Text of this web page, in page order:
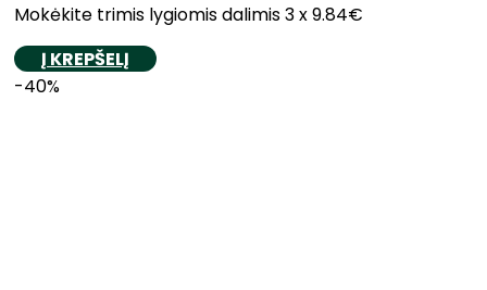
Mokėkite trimis lygiomis dalimis 3 x 9.84€
Į KREPŠELĮ
-40%